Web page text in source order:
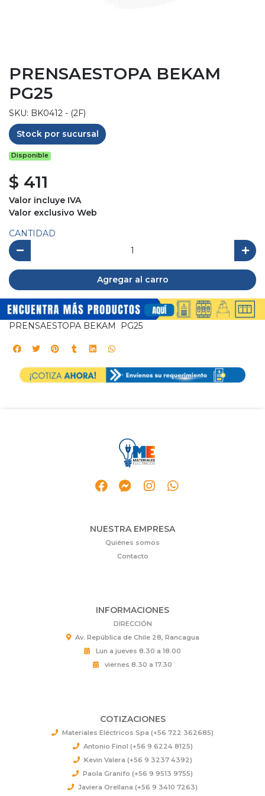
PRENSAESTOPA BEKAM
PG25
SKU: BK0412 - (2F)
Stock por sucursal
Disponible
$ 411
Valor incluye IVA
Valor exclusivo Web
CANTIDAD
Agregar al carro
PRENSAESTOPA BEKAM PG25
NUESTRA EMPRESA
Quiénes somos
Contacto
INFORMACIONES
DIRECCIÓN
Av. República de Chile 28, Rancagua
Lun a jueves 8.30 a 18.00
viernes 8.30 a 17.30
COTIZACIONES
Materiales Eléctricos Spa (+56 722 362685)
Antonio Finol (+56 9 6224 8125)
Kevin Valera (+56 9 3237 4392)
Paola Granifo (+56 9 9513 9755)
Javiera Orellana (+56 9 3410 7263)